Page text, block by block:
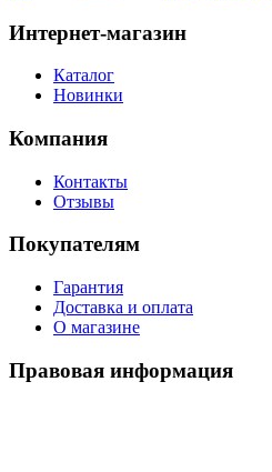
Интернет-магазин
Каталог
Новинки
Компания
Контакты
Отзывы
Покупателям
Гарантия
Доставка и оплата
О магазине
Правовая информация